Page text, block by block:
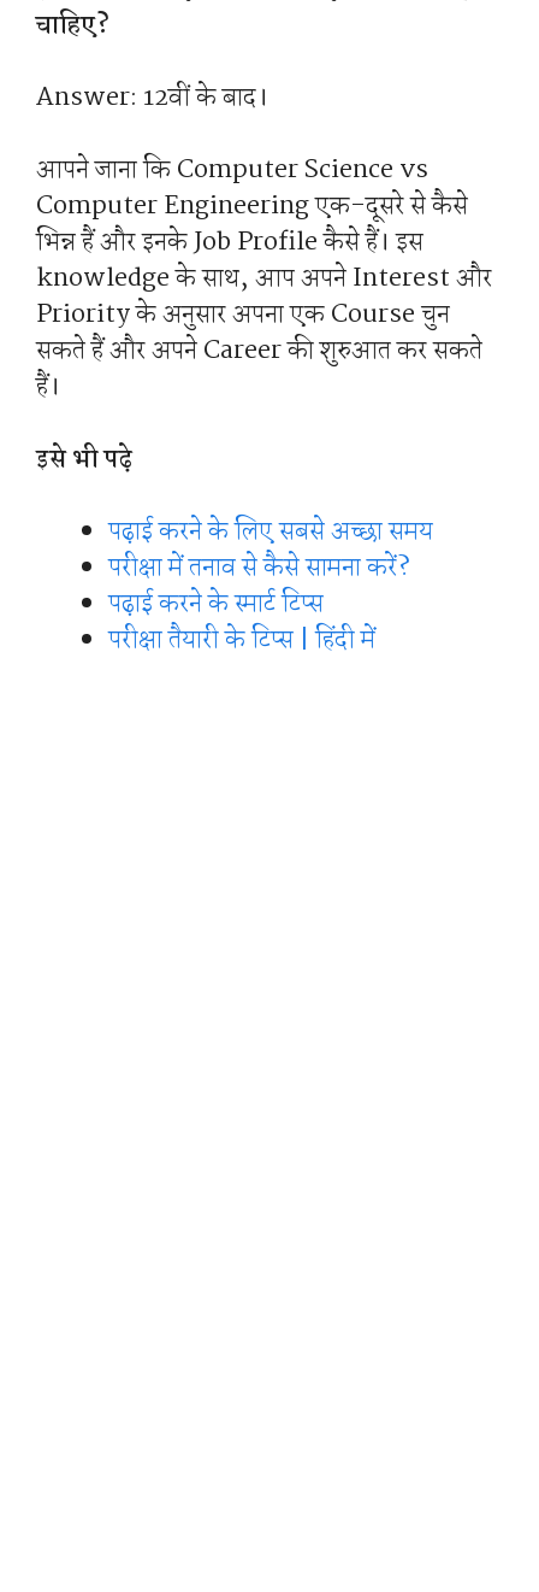
चाहिए?
Answer: 12वीं के बाद।
आपने जाना कि Computer Science vs
Computer Engineering एक-दूसरे से कैसे
भिन्न हैं और इनके Job Profile कैसे हैं। इस
knowledge के साथ, आप अपने Interest और
Priority के अनुसार अपना एक Course चुन
सकते हैं और अपने Career की शुरुआत कर सकते
हैं।
इसे भी पढ़े
पढ़ाई करने के लिए सबसे अच्छा समय
परीक्षा में तनाव से कैसे सामना करें?
पढ़ाई करने के स्मार्ट टिप्स
परीक्षा तैयारी के टिप्स | हिंदी में